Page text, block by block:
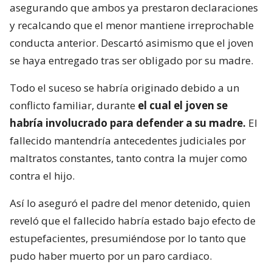
asegurando que ambos ya prestaron declaraciones
y recalcando que el menor mantiene irreprochable
conducta anterior. Descartó asimismo que el joven
se haya entregado tras ser obligado por su madre.
Todo el suceso se habría originado debido a un
conflicto familiar, durante el cual el joven se
habría involucrado para defender a su madre. El
fallecido mantendría antecedentes judiciales por
maltratos constantes, tanto contra la mujer como
contra el hijo.
Así lo aseguró el padre del menor detenido, quien
reveló que el fallecido habría estado bajo efecto de
estupefacientes, presumiéndose por lo tanto que
pudo haber muerto por un paro cardiaco.